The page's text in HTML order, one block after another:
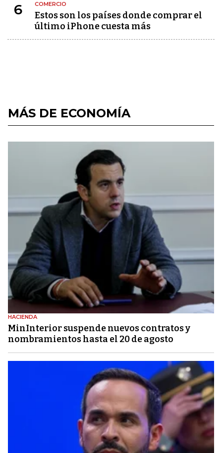
6 COMERCIO
Estos son los países donde comprar el
último iPhone cuesta más
MÁS DE ECONOMÍA
HACIENDA
MinInterior suspende nuevos contratos y
nombramientos hasta el 20 de agosto